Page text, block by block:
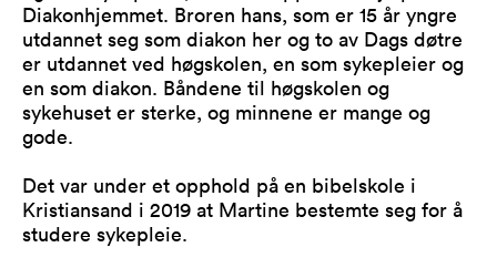
Diakonhjemmet. Broren hans, som er 15 år yngre
utdannet seg som diakon her og to av Dags døtre
er utdannet ved høgskolen, en som sykepleier og
en som diakon. Båndene til høgskolen og
sykehuset er sterke, og minnene er mange og
gode.
Det var under et opphold på en bibelskole i
Kristiansand i 2019 at Martine bestemte seg for å
studere sykepleie.